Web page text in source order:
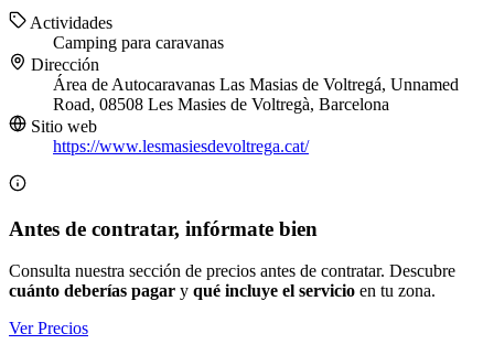
Actividades
Camping para caravanas
Dirección
Área de Autocaravanas Las Masias de Voltregá, Unnamed
Road, 08508 Les Masies de Voltregà, Barcelona
Sitio web
https://www.lesmasiesdevoltrega.cat/
Antes de contratar, infórmate bien
Consulta nuestra sección de precios antes de contratar. Descubre
cuánto deberías pagar y qué incluye el servicio en tu zona.
Ver Precios